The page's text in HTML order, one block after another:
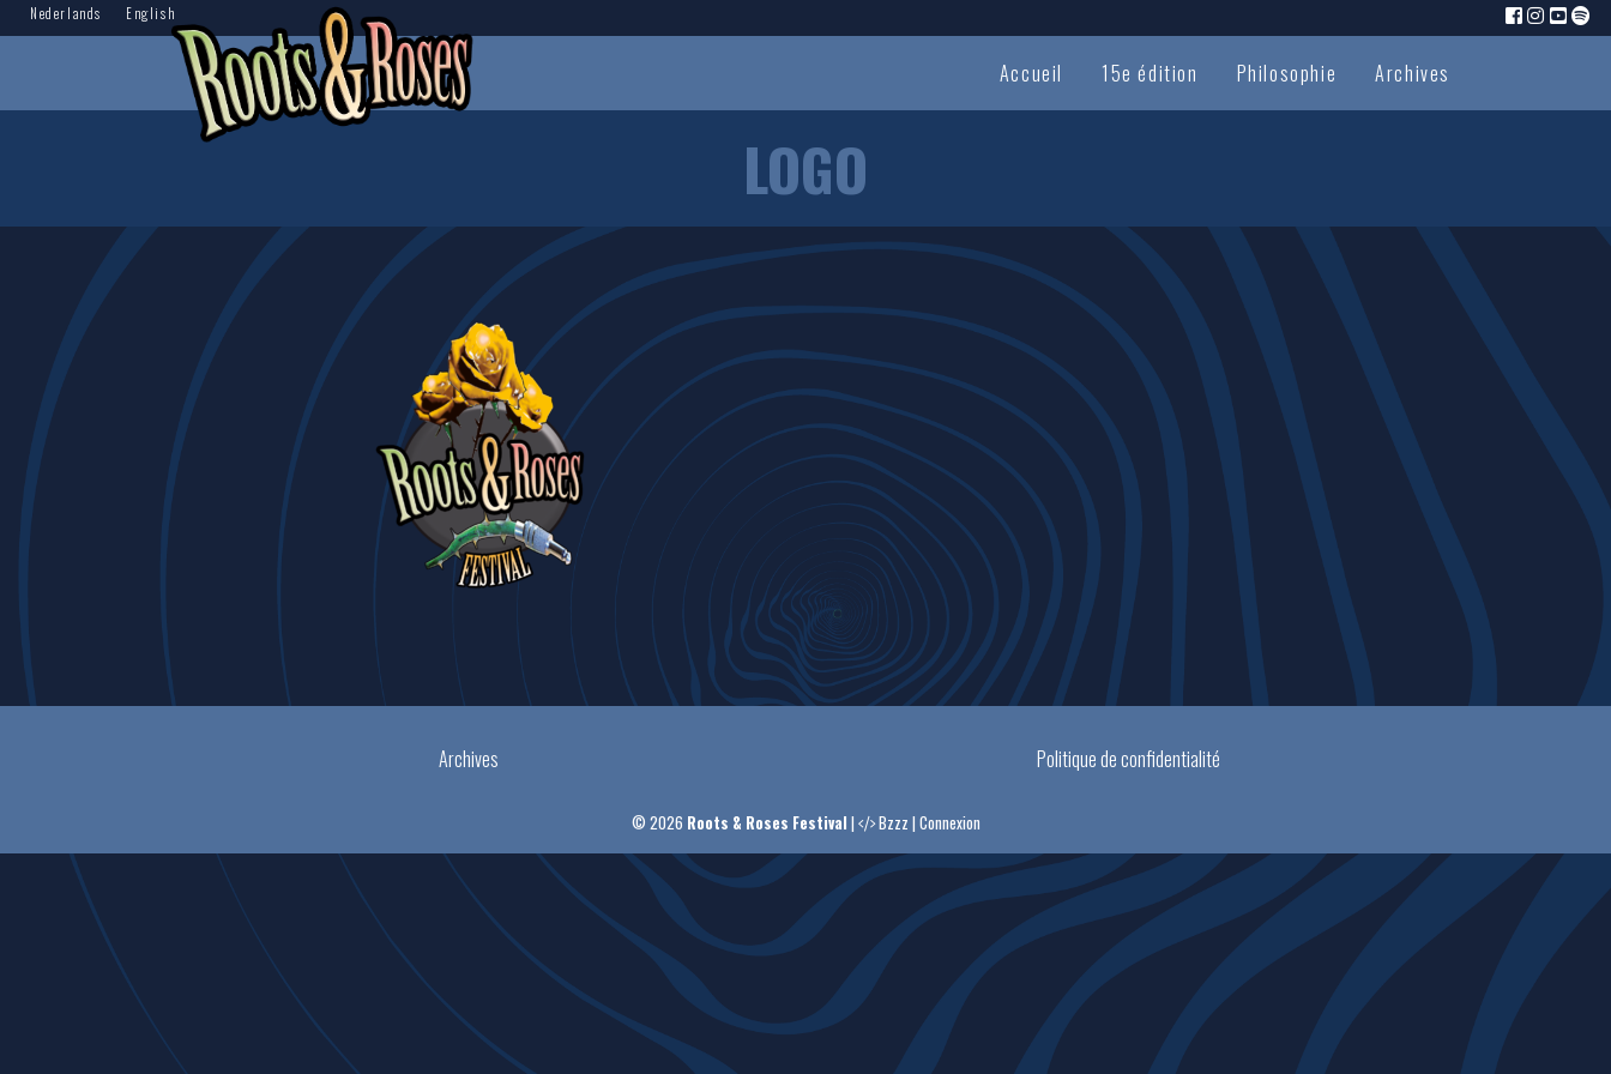
Nederlands English
Accueil 15e édition Philosophie Archives
LOGO
Archives Politique de confidentialité
© 2026 Roots & Roses Festival | Bzzz | Connexion